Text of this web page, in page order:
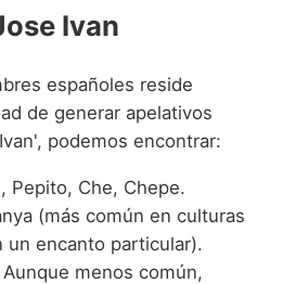
Ivan
españoles reside
de generar apelativos
podemos encontrar:
Pepito, Che, Chepe.
(más común en culturas
un encanto particular).
Aunque menos común,